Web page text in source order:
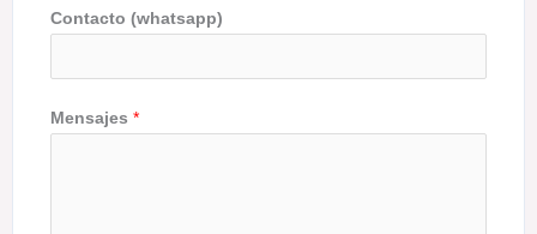
Contacto (whatsapp)
Mensajes *